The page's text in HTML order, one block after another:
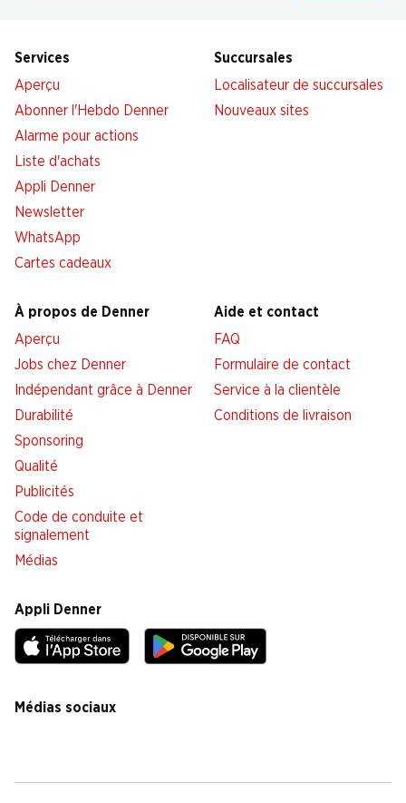
Services
Aperçu
Abonner l'Hebdo Denner
Alarme pour actions
Liste d'achats
Appli Denner
Newsletter
WhatsApp
Cartes cadeaux
Succursales
Localisateur de succursales
Nouveaux sites
À propos de Denner
Aperçu
Jobs chez Denner
Indépendant grâce à Denner
Durabilité
Sponsoring
Qualité
Publicités
Code de conduite et
signalement
Médias
Aide et contact
FAQ
Formulaire de contact
Service à la clientèle
Conditions de livraison
Appli Denner
Médias sociaux